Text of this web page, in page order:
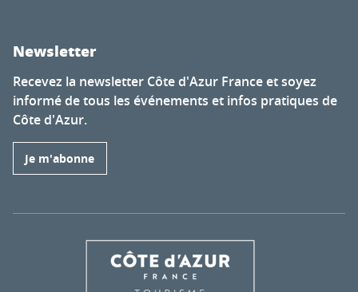
Newsletter
Recevez la newsletter Côte d'Azur France et soyez
informé de tous les événements et infos pratiques de
Côte d'Azur.
Je m'abonne